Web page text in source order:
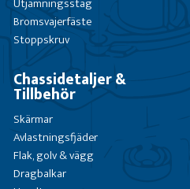
Bromsvajerfäste
Stoppskruv
Chassidetaljer &
Tillbehör
Skärmar
Avlastningsfjäder
Flak, golv & vägg
Dragbalkar